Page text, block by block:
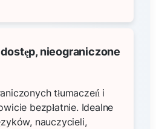
nieograniczone
tłumaczeń i
bezpłatnie. Idealne
nauczycieli,